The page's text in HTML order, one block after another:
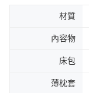
材質
內容物
床包
薄枕套